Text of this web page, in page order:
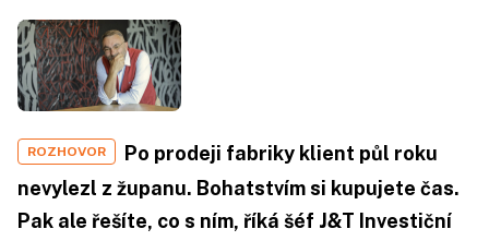
ROZHOVOR
Po prodeji fabriky klient půl roku
nevylezl z županu. Bohatstvím si kupujete čas.
Pak ale řešíte, co s ním, říká šéf J&T Investiční